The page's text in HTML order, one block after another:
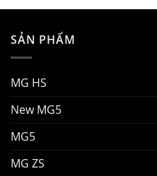
SẢN PHẨM
MG HS
New MG5
MG5
MG ZS